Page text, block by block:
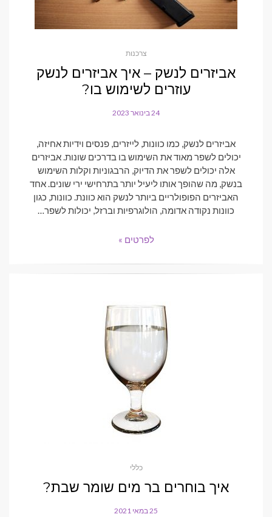
צרכנות
אביזרים לנשק – איך אביזרים לנשק
עוזרים לשימוש בו?
POSTED
24 בינואר 2023
אביזרים לנשק, כמו כוונות, לייזרים, פנסים וידיות אחיזה,
יכולים לשפר מאוד את השימוש בו בדרכים שונות. אביזרים
אלה יכולים לשפר את הדיוק, הרבגוניות וקלות השימוש
בנשק, מה שהופך אותו ליעיל יותר בתרחישי ירי שונים. אחד
האביזרים הפופולריים ביותר לנשק הוא כוונת. כוונות, כגון
כוונות נקודה אדומה, הולוגרפיות וברזל, יכולות לשפר…
לפרטים »
כללי
איך בוחרים בר מים שומר שבת?
POSTED
25 במאי 2021